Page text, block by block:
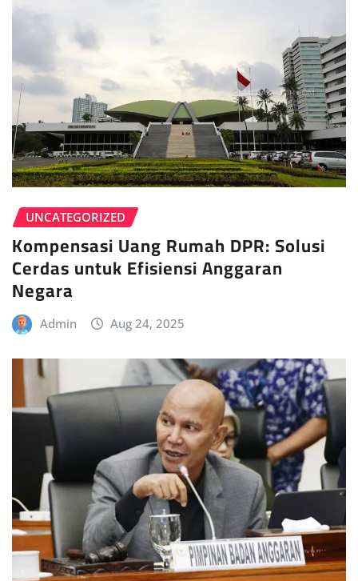
UNCATEGORIZED
Kompensasi Uang Rumah DPR: Solusi
Cerdas untuk Efisiensi Anggaran
Negara
Admin Aug 24, 2025